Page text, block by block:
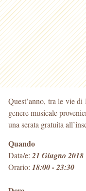
Quest’anno, tra le vie
genere musicale
una serata gratuita
Quando
Data/e: 21 Giugno 2018
Orario: 18:00 - 23:30